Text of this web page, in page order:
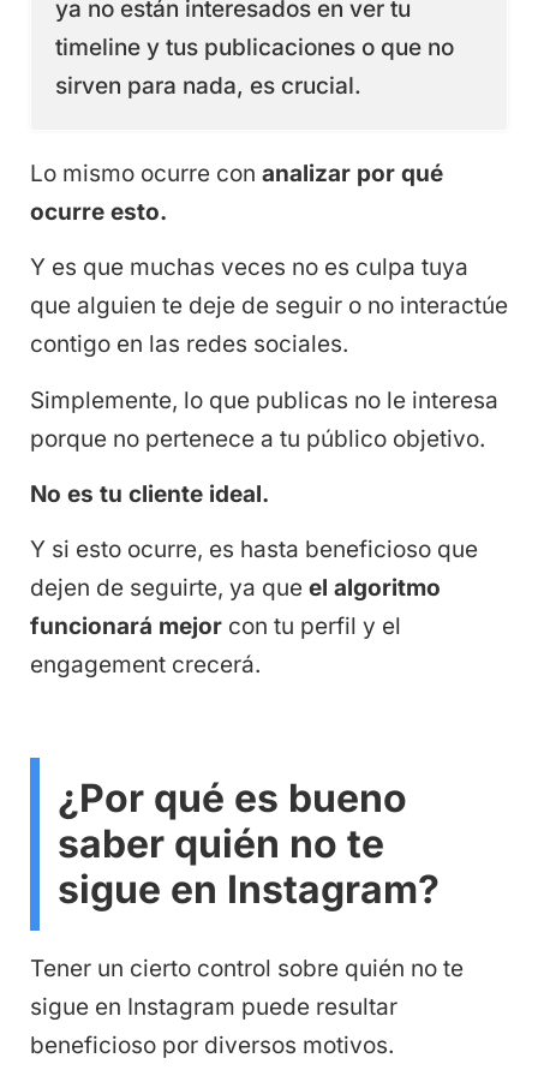
ya no están interesados en ver tu
timeline y tus publicaciones o que no
sirven para nada, es crucial.
Lo mismo ocurre con analizar por qué
ocurre esto.
Y es que muchas veces no es culpa tuya
que alguien te deje de seguir o no interactúe
contigo en las redes sociales.
Simplemente, lo que publicas no le interesa
porque no pertenece a tu público objetivo.
No es tu cliente ideal.
Y si esto ocurre, es hasta beneficioso que
dejen de seguirte, ya que el algoritmo
funcionará mejor con tu perfil y el
engagement crecerá.
¿Por qué es bueno
saber quién no te
sigue en Instagram?
Tener un cierto control sobre quién no te
sigue en Instagram puede resultar
beneficioso por diversos motivos.